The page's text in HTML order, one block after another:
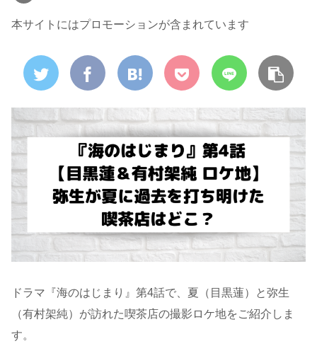
本サイトにはプロモーションが含まれています
ドラマ『海のはじまり』第4話で、夏（目黒蓮）と弥生
（有村架純）が訪れた喫茶店の撮影ロケ地をご紹介しま
す。